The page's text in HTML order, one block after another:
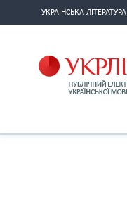
УКРАЇНСЬКА ЛІТЕРАТУРА